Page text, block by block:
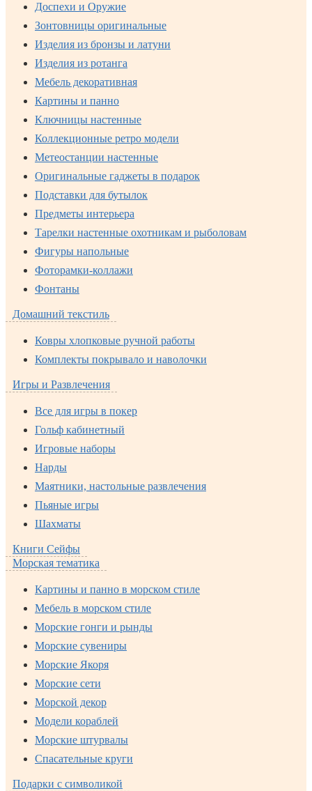
Доспехи и Оружие
Зонтовницы оригинальные
Изделия из бронзы и латуни
Изделия из ротанга
Мебель декоративная
Картины и панно
Ключницы настенные
Коллекционные ретро модели
Метеостанции настенные
Оригинальные гаджеты в подарок
Подставки для бутылок
Предметы интерьера
Тарелки настенные охотникам и рыболовам
Фигуры напольные
Фоторамки-коллажи
Фонтаны
Домашний текстиль
Ковры хлопковые ручной работы
Комплекты покрывало и наволочки
Игры и Развлечения
Все для игры в покер
Гольф кабинетный
Игровые наборы
Нарды
Маятники, настольные развлечения
Пьяные игры
Шахматы
Книги Сейфы
Морская тематика
Картины и панно в морском стиле
Мебель в морском стиле
Морские гонги и рынды
Морские сувениры
Морские Якоря
Морские сети
Морской декор
Модели кораблей
Морские штурвалы
Спасательные круги
Подарки с символикой